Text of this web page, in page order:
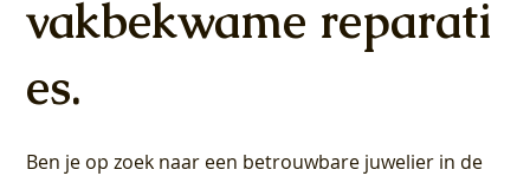
vakbekwame reparati
es.
Ben je op zoek naar een betrouwbare juwelier in de